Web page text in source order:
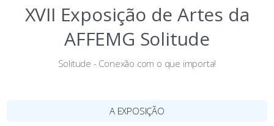
XVII Exposição de Artes da
AFFEMG Solitude
Solitude - Conexão com o que importa!
A EXPOSIÇÃO